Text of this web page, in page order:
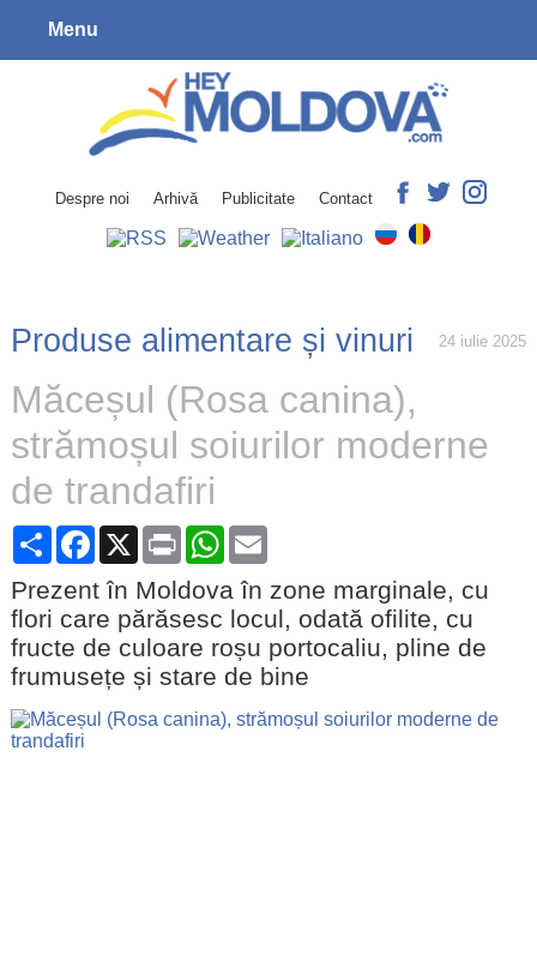
Despre noi Arhivă Publicitate Contact
Menu
Produse alimentare și vinuri 24 iulie 2025
Măceșul (Rosa canina),
strămoșul soiurilor moderne
de trandafiri
ShareFacebook
X Print WhatsApp
Email
Prezent în Moldova în zone marginale, cu
flori care părăsesc locul, odată ofilite, cu
fructe de culoare roșu portocaliu, pline de
frumusețe și stare de bine